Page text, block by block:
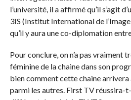
l’université, il a affirmé qu’il s’agit
3IS (Institut International de
qu’il y aura une co-diplomation
Pour conclure, on n’a pas vraiment
féminine de la chaine dans son
bien comment cette chaine arrivera
parmi les autres. First TV réussira-